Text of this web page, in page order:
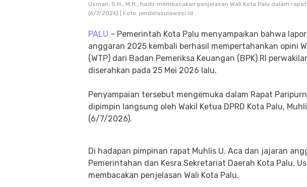
Usman, S.H., M.H., hadir membacakan penjelasan Wali Kota Palu dalam
(6/7/2026) | Foto: jendelasulawesi.id
PALU – Pemerintah Kota Palu menyampaikan bahwa
anggaran 2025 kembali berhasil mempertahankan opini
(WTP) dari Badan Pemeriksa Keuangan (BPK) RI
diserahkan pada 25 Mei 2026 lalu.
​Penyampaian tersebut mengemuka dalam Rapat
dipimpin langsung oleh Wakil Ketua DPRD Kota Palu,
(6/7/2026).
Di hadapan pimpinan rapat Muhlis U. Aca dan jajaran
Pemerintahan dan Kesra Sekretariat Daerah Kota Palu,
membacakan penjelasan Wali Kota Palu.